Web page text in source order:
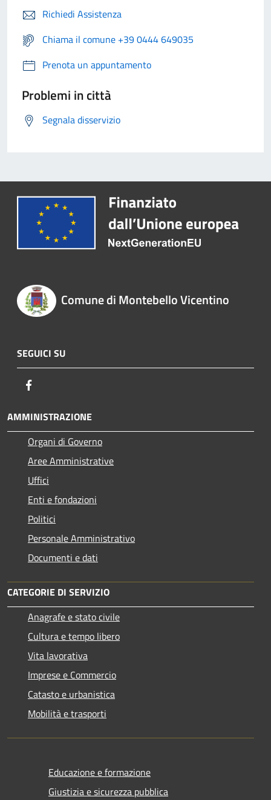
Richiedi Assistenza
Chiama il comune +39 0444 649035
Prenota un appuntamento
Problemi in città
Segnala disservizio
Comune di Montebello Vicentino
SEGUICI SU
AMMINISTRAZIONE
Organi di Governo
Aree Amministrative
Uffici
Enti e fondazioni
Politici
Personale Amministrativo
Documenti e dati
CATEGORIE DI SERVIZIO
Anagrafe e stato civile
Cultura e tempo libero
Vita lavorativa
Imprese e Commercio
Catasto e urbanistica
Mobilità e trasporti
Educazione e formazione
Giustizia e sicurezza pubblica